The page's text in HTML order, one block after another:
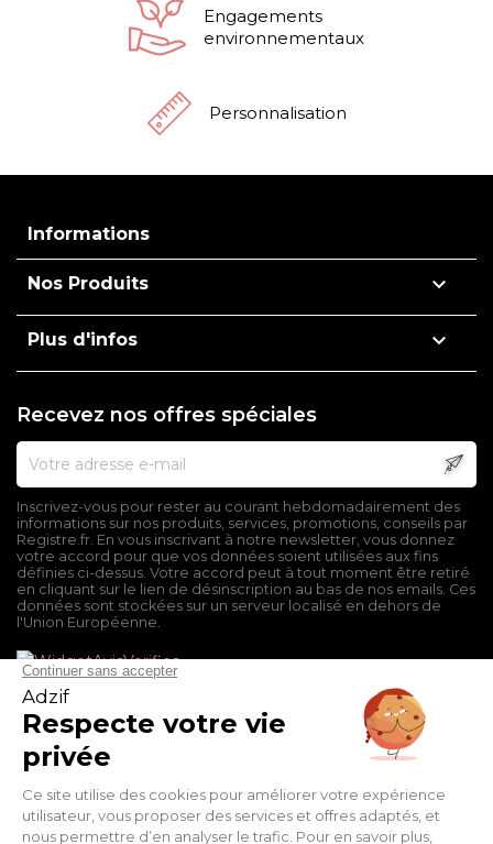
Engagements
environnementaux
Personnalisation
Informations
Nos Produits 
Plus d'infos 
Recevez nos offres spéciales
Inscrivez-vous pour rester au courant hebdomadairement des
informations sur nos produits, services, promotions, conseils par
Registre.fr. En vous inscrivant à notre newsletter, vous donnez
votre accord pour que vos données soient utilisées aux fins
définies ci-dessus. Votre accord peut à tout moment être retiré
en cliquant sur le lien de désinscription au bas de nos emails. Ces
données sont stockées sur un serveur localisé en dehors de
l'Union Européenne.
Conditions générales de vente